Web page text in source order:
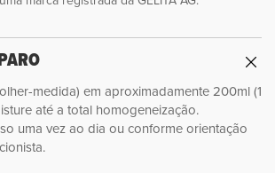
medida) em aproximadamente 200ml (1
até a total homogeneização.
uma vez ao dia ou conforme orientação